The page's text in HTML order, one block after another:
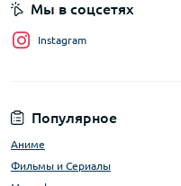
Популярное
Аниме
Фильмы и Сериалы
Мы в соцсетях
Instagram